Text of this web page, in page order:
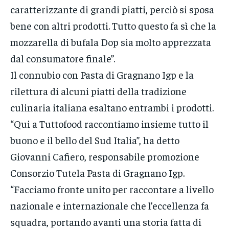
caratterizzante di grandi piatti, perciò si sposa
bene con altri prodotti. Tutto questo fa sì che la
mozzarella di bufala Dop sia molto apprezzata
dal consumatore finale”.
Il connubio con Pasta di Gragnano Igp e la
rilettura di alcuni piatti della tradizione
culinaria italiana esaltano entrambi i prodotti.
“Qui a Tuttofood raccontiamo insieme tutto il
buono e il bello del Sud Italia”, ha detto
Giovanni Cafiero, responsabile promozione
Consorzio Tutela Pasta di Gragnano Igp.
“Facciamo fronte unito per raccontare a livello
nazionale e internazionale che l’eccellenza fa
squadra, portando avanti una storia fatta di